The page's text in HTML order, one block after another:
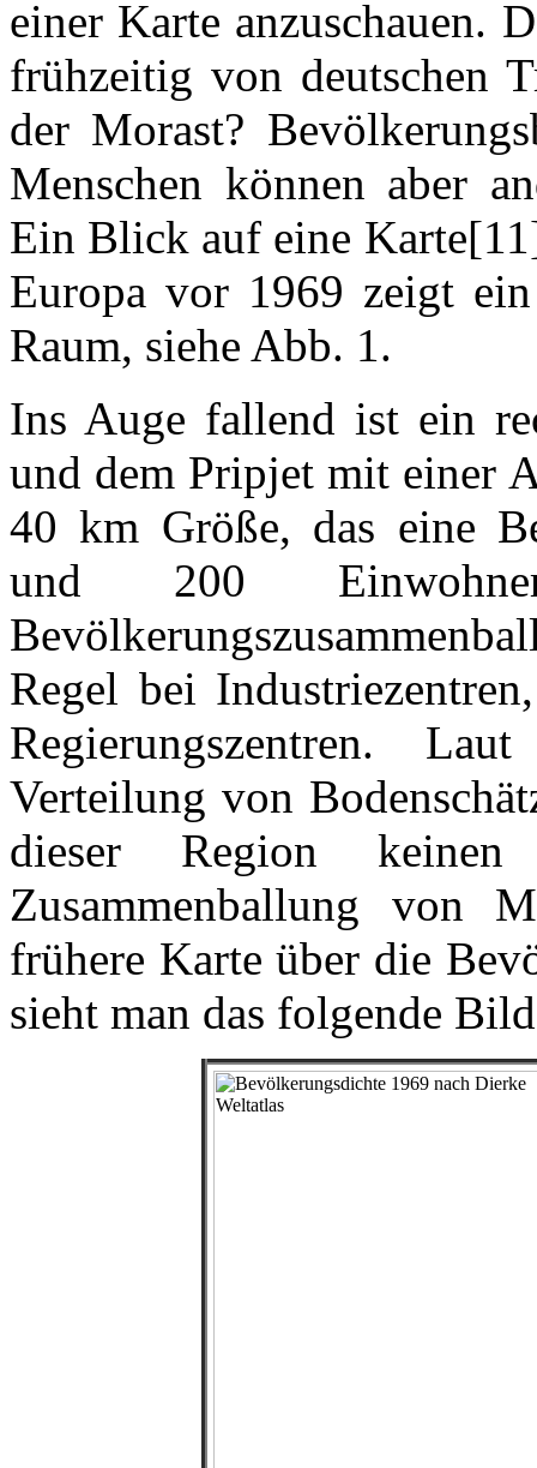
einer Karte anzuschauen.
frühzeitig von deutschen
der Morast?
Menschen können aber
Ein Blick auf eine
Europa vor 1969 zeigt
Raum, siehe Abb. 1.
Ins Auge fallend ist ein
und dem Pripjet mit einer
40 km Größe, das eine
und 200
Regel bei
Regierungszentren.
Verteilung von
dieser Region
Zusammenballung von
frühere Karte über die
sieht man das folgende